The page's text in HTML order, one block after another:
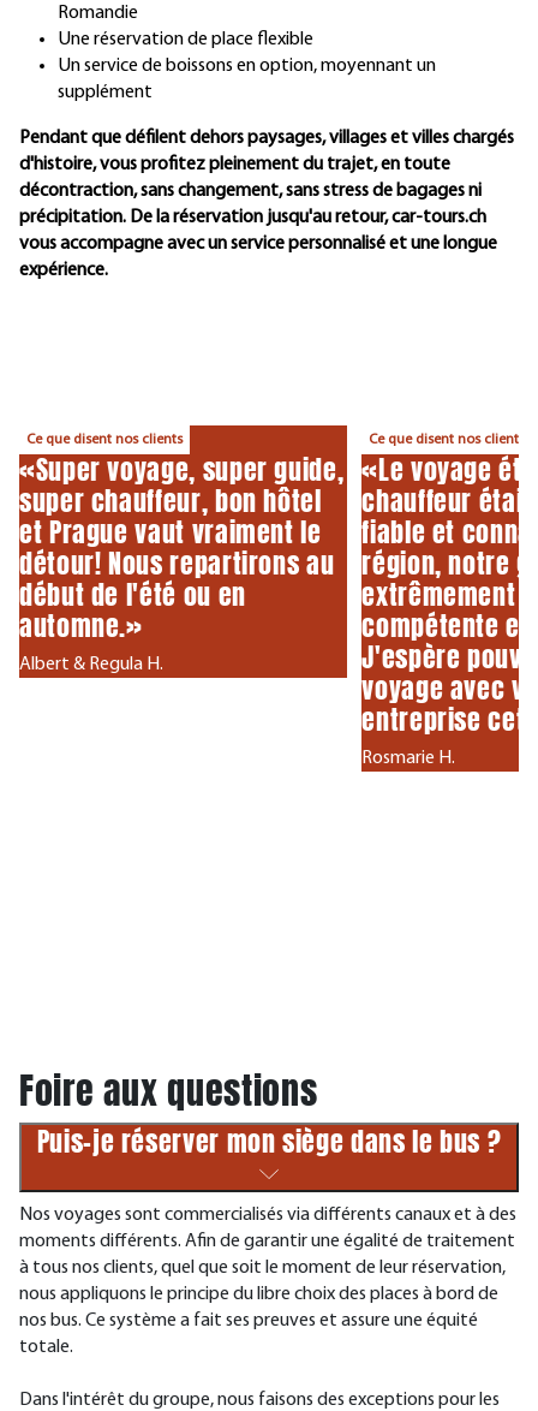
Romandie
Une réservation de place flexible
Un service de boissons en option, moyennant un
supplément
Pendant que défilent dehors paysages, villages et villes chargés
d'histoire, vous profitez pleinement du trajet, en toute
décontraction, sans changement, sans stress de bagages ni
précipitation. De la réservation jusqu'au retour, car-tours.ch
vous accompagne avec un service personnalisé et une longue
expérience.
Ce que disent nos clients
«Super voyage, super guide,
super chauffeur, bon hôtel
et Prague vaut vraiment le
détour! Nous repartirons au
début de l'été ou en
automne.»
Albert & Regula H.
Ce que disent nos clients
«Le voyage
chauffeur
fiable et
région, notre
extrêmement
compétente et
J'espère
voyage avec
entreprise cet
Rosmarie H.
Foire aux questions
Puis-je réserver mon siège dans le bus ?
Nos voyages sont commercialisés via différents canaux et à des
moments différents. Afin de garantir une égalité de traitement
à tous nos clients, quel que soit le moment de leur réservation,
nous appliquons le principe du libre choix des places à bord de
nos bus. Ce système a fait ses preuves et assure une équité
totale.
Dans l'intérêt du groupe, nous faisons des exceptions pour les